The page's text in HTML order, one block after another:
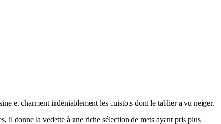
et charment indéniablement les cuistots dont le tablier a vu neiger.
il donne la vedette à une riche sélection de mets ayant pris plus